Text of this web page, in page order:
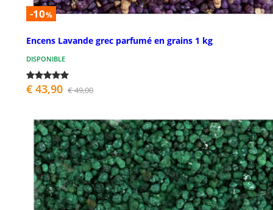
-10%
Encens Lavande grec parfumé en grains 1 kg
DISPONIBLE
€ 43,90 € 49,00